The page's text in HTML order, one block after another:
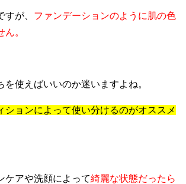
が、 ファンデーションのように肌の色
。
を使えばいいのか迷いますよね。
ションによって使い分けるのがオススメ
ケアや洗顔によって綺麗な状態だったら